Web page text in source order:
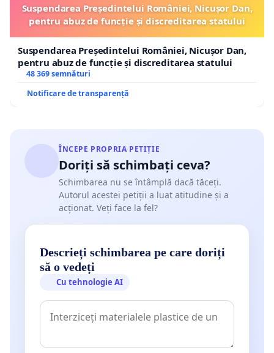
Suspendarea Președintelui României, Nicușor Dan,
pentru abuz de funcție și discreditarea statului
Suspendarea Președintelui României, Nicușor Dan,
pentru abuz de funcție și discreditarea statului
48 369 semnături
Notificare de transparență
ÎNCEPE PROPRIA PETIȚIE
Doriți să schimbați ceva?
Schimbarea nu se întâmplă dacă tăceți.
Autorul acestei petiții a luat atitudine și a
acționat. Veți face la fel?
Descrieți schimbarea pe care doriți
să o vedeți
Cu tehnologie AI